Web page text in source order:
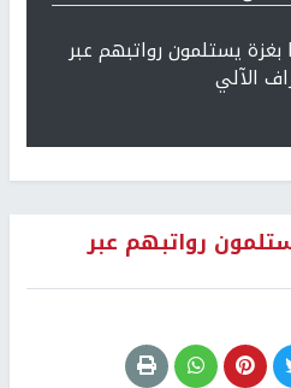
يستلمون رواتبهم عبر
الآلي
رواتبهم عبر